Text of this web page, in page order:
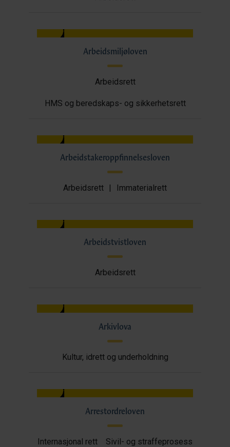
Arbeidsmiljøloven
Arbeidsrett
HMS og beredskaps- og sikkerhetsrett
Arbeidstakeroppfinnelsesloven
Arbeidsrett | Immaterialrett
Arbeidstvistloven
Arbeidsrett
Arkivlova
Kultur, idrett og underholdning
Arrestordreloven
Internasjonal rett Sivil- og straffeprosess